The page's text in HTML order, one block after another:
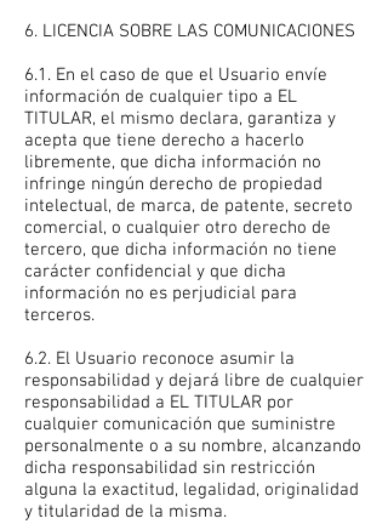
6. LICENCIA SOBRE LAS COMUNICACIONES
6.1. En el caso de que el Usuario envíe
información de cualquier tipo a EL
TITULAR, el mismo declara, garantiza y
acepta que tiene derecho a hacerlo
libremente, que dicha información no
infringe ningún derecho de propiedad
intelectual, de marca, de patente, secreto
comercial, o cualquier otro derecho de
tercero, que dicha información no tiene
carácter confidencial y que dicha
información no es perjudicial para
terceros.
6.2. El Usuario reconoce asumir la
responsabilidad y dejará libre de cualquier
responsabilidad a EL TITULAR por
cualquier comunicación que suministre
personalmente o a su nombre, alcanzando
dicha responsabilidad sin restricción
alguna la exactitud, legalidad, originalidad
y titularidad de la misma.